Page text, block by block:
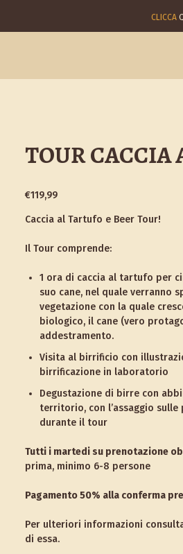
CLICCA
TOUR CACCIA
€119,99
Caccia al Tartufo e Beer Tour!
Il Tour comprende:
1 ora di caccia al tartufo per
suo cane, nel quale verranno
vegetazione con la quale
biologico, il cane (vero
addestramento.
Visita al birrificio con
birrificazione in laboratorio
Degustazione di birre con
territorio, con l’assaggio
durante il tour
Tutti i martedi su prenotazione
prima, minimo 6-8 persone
Pagamento 50% alla conferma
Per ulteriori informazioni
di essa.